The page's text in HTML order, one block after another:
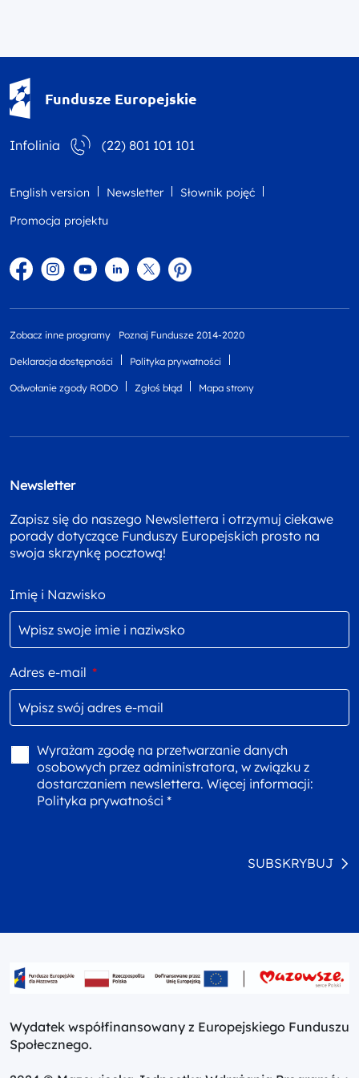
Fundusze Europejskie
Infolinia (22) 801 101 101
English version Newsletter
Słownik pojęć
Promocja projektu
FacebookInstagram
YouTubeLinkedintwitterPinterest
Zobacz inne programy Poznaj Fundusze 2014-2020
Deklaracja dostępności Polityka prywatności
Odwołanie zgody RODO Zgłoś błąd Mapa strony
Newsletter
Zapisz się do naszego Newslettera i otrzymuj ciekawe
porady dotyczące Funduszy Europejskich prosto na
swoja skrzynkę pocztową!
Imię i Nazwisko
Adres e-mail *
Wyrażam zgodę na przetwarzanie danych
osobowych przez administratora, w związku z
dostarczaniem newslettera. Więcej informacji:
Polityka prywatności *
SUBSKRYBUJ
Wydatek współfinansowany z Europejskiego Funduszu
Społecznego.